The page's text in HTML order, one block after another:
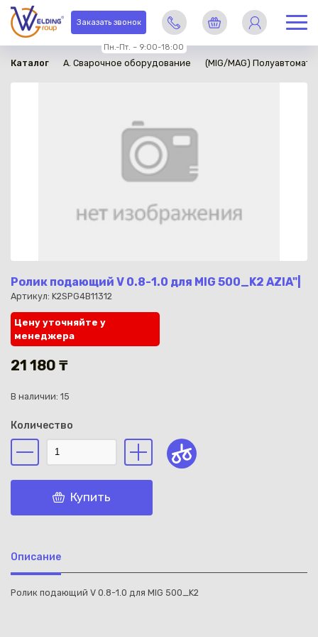
Заказать звонок
Пн.-Пт. – 9:00-18:00
Каталог A. Сварочное оборудование (MIG/MAG)
Ролик подающий V 0.8-1.0 для MIG 500_K2 AZIA"|
Артикул: K2SPG4B11312
в наличии
Цену уточняйте у
менеджера
21 180 ₸
В наличии: 15
Количество
Купить
Описание
Ролик подающий V 0.8-1.0 для MIG 500_K2